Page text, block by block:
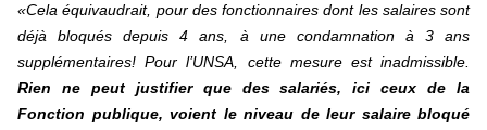
«Cela équivaudrait, pour des fonctionnaires dont les salaires sont
déjà bloqués depuis 4 ans, à une condamnation à 3 ans
supplémentaires! Pour l’UNSA, cette mesure est inadmissible.
Rien ne peut justifier que des salariés, ici ceux de la
Fonction publique, voient le niveau de leur salaire bloqué